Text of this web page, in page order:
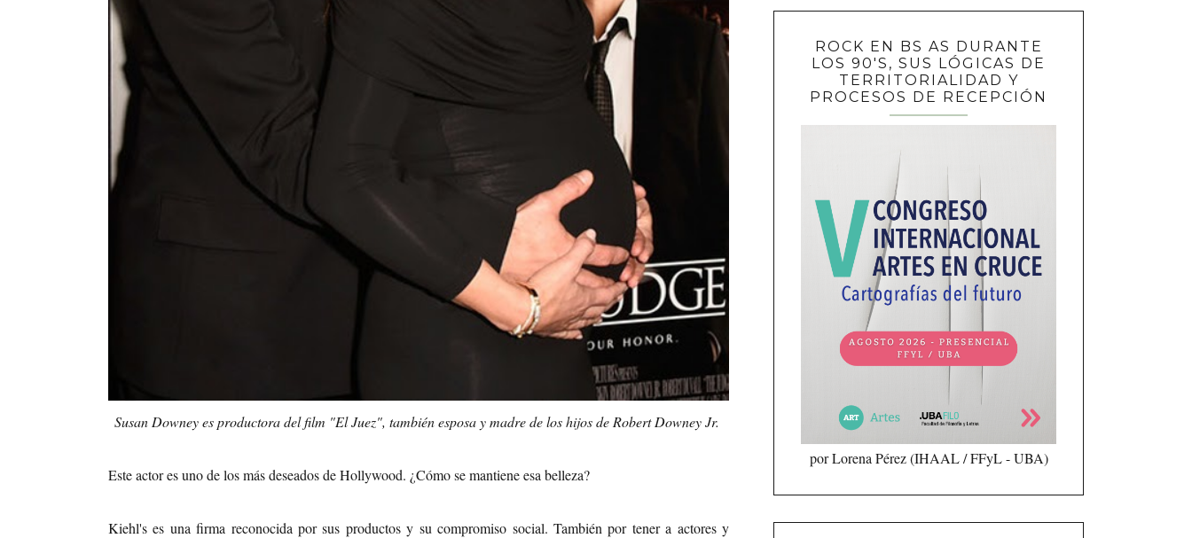
Susan Downey es productora del film "El Juez", también esposa y madre de los hijos de Robert Downey Jr.
Este actor es uno de los más deseados de Hollywood. ¿Cómo se mantiene esa belleza?
Kiehl's es una firma reconocida por sus productos y su compromiso social. También por tener a actores y
ROCK EN BS AS DURANTE
LOS 90'S, SUS LÓGICAS DE
TERRITORIALIDAD Y
PROCESOS DE RECEPCIÓN
por Lorena Pérez (IHAAL / FFyL - UBA)